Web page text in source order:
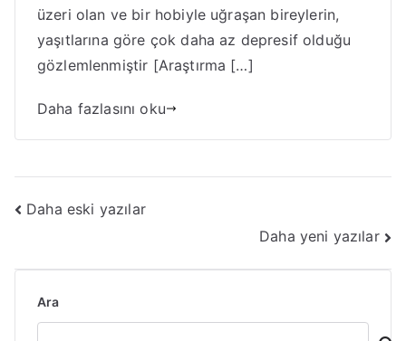
üzeri olan ve bir hobiyle uğraşan bireylerin,
yaşıtlarına göre çok daha az depresif olduğu
gözlemlenmiştir [Araştırma […]
Daha fazlasını oku
Yazı
Daha eski yazılar
Daha yeni yazılar
Ara